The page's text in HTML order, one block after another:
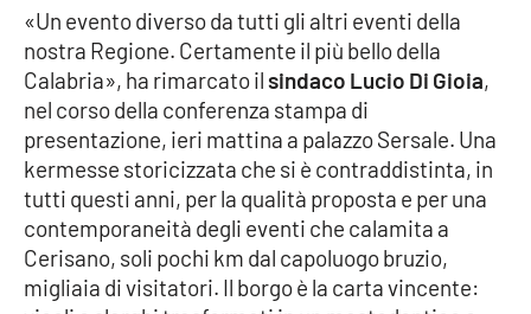
VIDEO
Ambiente
Cronaca
Cultura
Economia e Lavoro
Politica
«Un evento diverso da tutti gli altri eventi della
nostra Regione. Certamente il più bello della
Calabria», ha rimarcato ilsindaco Lucio Di Gioia,
nel corso della conferenza stampa di
presentazione, ieri mattina a palazzo Sersale. Una
kermesse storicizzata che si è contraddistinta, in
tutti questi anni, per la qualità proposta e per una
contemporaneità degli eventi che calamita a
Cerisano, soli pochi km dal capoluogo bruzio,
migliaia di visitatori. Il borgo è la carta vincente: